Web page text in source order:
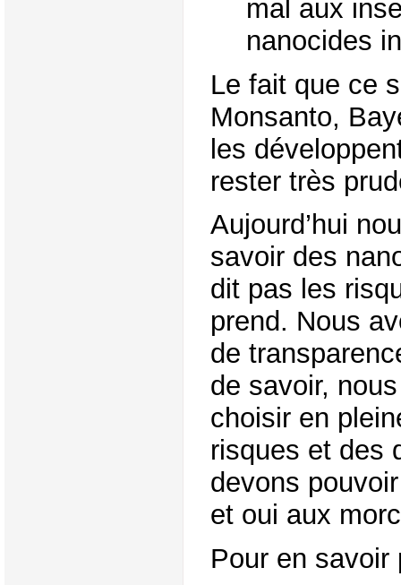
mal aux
nanocides
Le fait que ce
Monsanto,
les
rester très
Aujourd’hui
savoir des
dit pas les
prend. Nous
de
de savoir,
choisir en
risques et des
devons
et oui aux
Pour en savoir